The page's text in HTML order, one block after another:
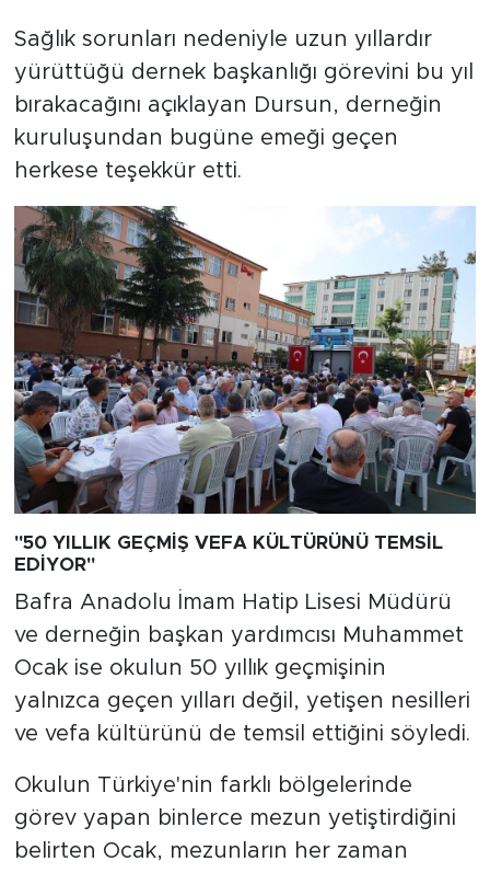
Sağlık sorunları nedeniyle uzun yıllardır
yürüttüğü dernek başkanlığı görevini bu yıl
bırakacağını açıklayan Dursun, derneğin
kuruluşundan bugüne emeği geçen
herkese teşekkür etti.
"50 YILLIK GEÇMİŞ VEFA KÜLTÜRÜNÜ TEMSİL
EDİYOR"
Bafra Anadolu İmam Hatip Lisesi Müdürü
ve derneğin başkan yardımcısı Muhammet
Ocak ise okulun 50 yıllık geçmişinin
yalnızca geçen yılları değil, yetişen nesilleri
ve vefa kültürünü de temsil ettiğini söyledi.
Okulun Türkiye'nin farklı bölgelerinde
görev yapan binlerce mezun yetiştirdiğini
belirten Ocak, mezunların her zaman